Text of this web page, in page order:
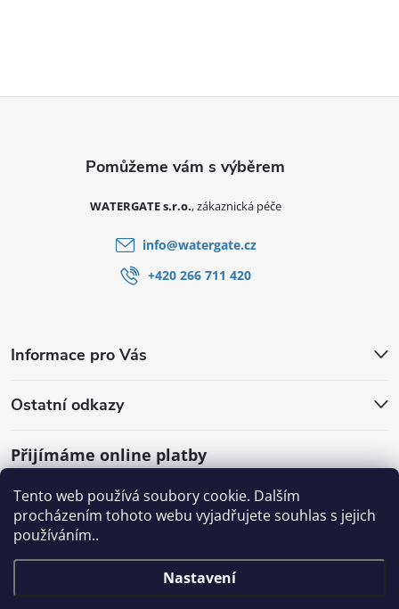
Tento web používá soubory cookie. Dalším
procházením tohoto webu vyjadřujete souhlas s jejich
používáním..
Nastavení
Informace pro Vás
Ostatní odkazy
Přijímáme online platby
WATERGATE s.r.o.
info@watergate.cz
+420 266 711 420